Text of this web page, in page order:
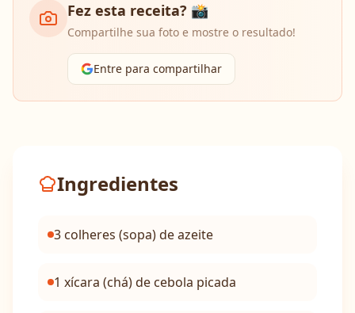
Fez esta receita? 📸
Compartilhe sua foto e mostre o resultado!
Entre para compartilhar
Ingredientes
3 colheres (sopa) de azeite
1 xícara (chá) de cebola picada